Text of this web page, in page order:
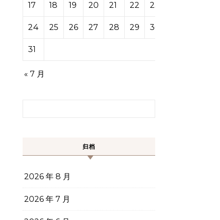
17 18 19 20 21 22 23
24 25 26 27 28 29 30
31
« 7 月
归档
2026 年 8 月
2026 年 7 月